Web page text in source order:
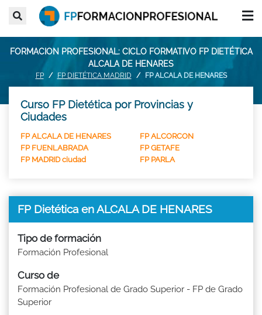
FORMACION PROFESIONAL: CICLO FORMATIVO FP DIETÉTICA
ALCALA DE HENARES
FP FP DIETÉTICA MADRID FP ALCALA DE HENARES
Curso FP Dietética por Provincias y
Ciudades
FP ALCALA DE HENARES
FP ALCORCON
FP FUENLABRADA
FP GETAFE
FP MADRID ciudad
FP PARLA
FP Dietética en ALCALA DE HENARES
Tipo de formación
Formación Profesional
Curso de
Formación Profesional de Grado Superior - FP de Grado
Superior